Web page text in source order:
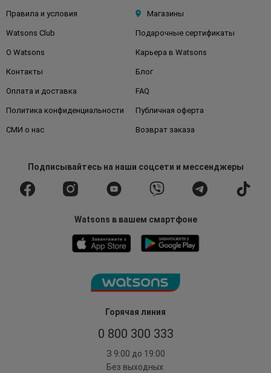
Горячая линия
0 800 300 333
З 9:00 до 19:00
Без выходных
Правила и условия Магазины
Watsons Club Подарочные сертификаты
О Watsons Карьера в Watsons
Контакты Блог
Оплата и доставка FAQ
Политика конфиденциальности Публичная оферта
СМИ о нас Возврат заказа
Подписывайтесьна наши соцсети и мессенджеры
Watsons в вашем смартфоне